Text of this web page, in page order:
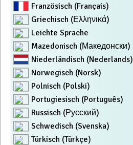
Französisch (Français)
Griechisch (Ελληνικά)
Leichte Sprache
Mazedonisch (Македонски)
Niederländisch (Nederlands)
Norwegisch (Norsk)
Polnisch (Polski)
Portugiesisch (Português)
Russisch (Русский)
Schwedisch (Svenska)
Türkisch (Türkçe)